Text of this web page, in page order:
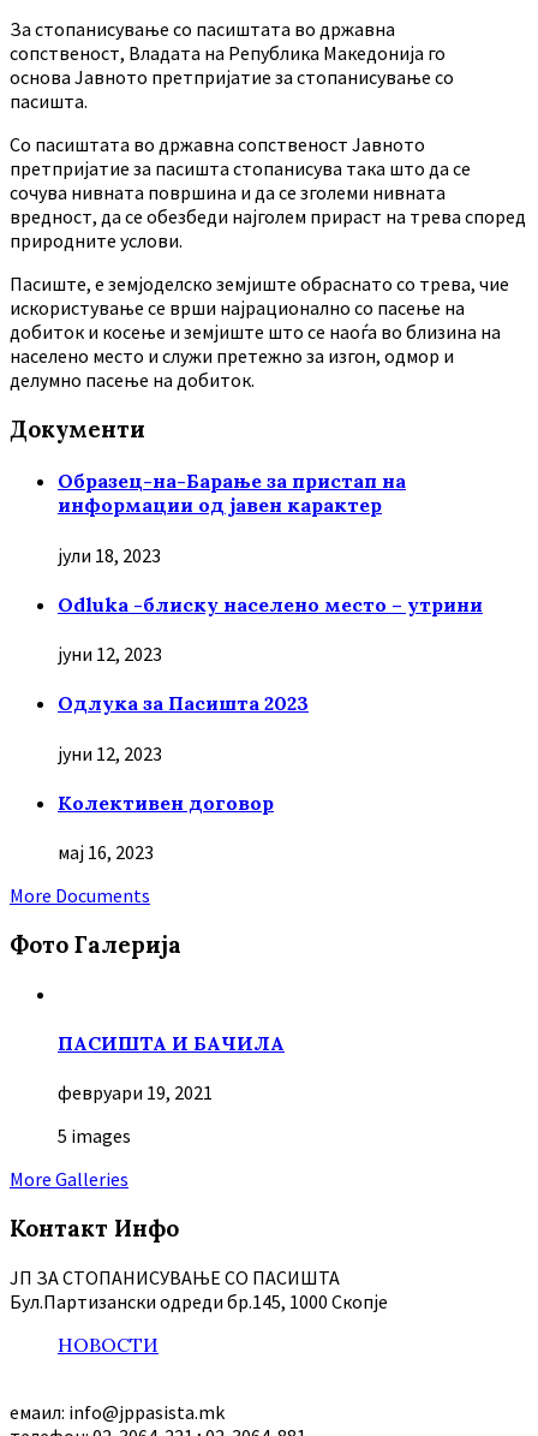
За стопанисување со пасиштата во државна
сопственост, Владата на Република Македонија го
основа Јавното претпријатие за стопанисување со
пасишта.
Co пасиштата во државна сопственост Јавното
претпријатие за пасишта стопанисува така што да се
сочува нивната површина и да се зголеми нивната
вредност, да се обезбеди најголем прираст на трева според
природните услови.
Пасиште, е земјоделско земјиште обраснато со трева, чие
искористување се врши најрационално со пасење на
добиток и косење и земјиште што се наоѓа во близина на
населено место и служи претежно за изгон, одмор и
делумно пасење на добиток.
Документи
Образец-на-Барање за пристап на
информации од јавен карактер
јули 18, 2023
Odluka -блиску населено место – утрини
јуни 12, 2023
Oдлука за Пасишта 2023
јуни 12, 2023
Колективен договор
мај 16, 2023
More Documents
Фото Галерија
ПАСИШТА И БАЧИЛА
февруари 19, 2021
5 images
More Galleries
Контакт Инфо
ЈП ЗА СТОПАНИСУВАЊЕ СО ПАСИШТА
Бул.Партизански oдреди бр.145, 1000 Скопје
НОВОСТИ
емаил: info@jppasista.mk